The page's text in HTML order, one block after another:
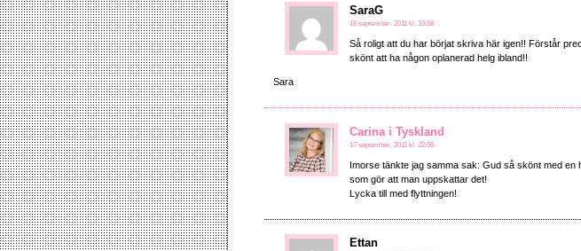
SaraG
18 september, 2011 kl. 16:58
Så roligt att du har börjat skriva här igen!! Förstår
skönt att ha någon oplanerad helg ibland!!
Sara
Carina i Tyskland
17 september, 2011 kl. 22:06
Imorse tänkte jag samma sak: Gud så skönt med en
som gör att man uppskattar det!
Lycka till med flyttningen!
Ettan